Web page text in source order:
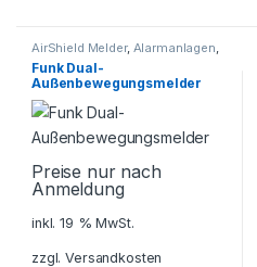
AirShield Melder, Alarmanlagen
,
Sicherheitstechnik
Funk Dual-
Außenbewegungsmelder
Preise nur nach
Anmeldung
inkl. 19 % MwSt.
zzgl.Versandkosten